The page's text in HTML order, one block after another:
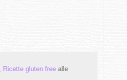
Ricette gluten free alle